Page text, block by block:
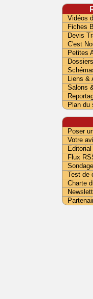
Vidéos
Fiches
Devis
C'est
Petites
Dossiers
Liens &
Salons
Plan du
Poser
Votre
Editorial
Flux
Test de
Charte